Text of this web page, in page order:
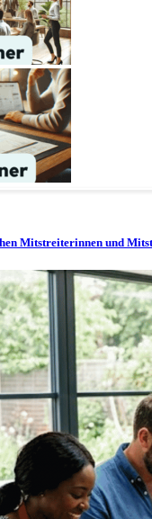
Mitstreiterinnen und